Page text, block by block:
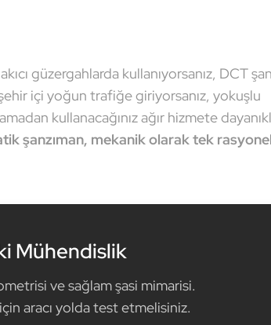
güzergahlarda kullanıyorsanız, DCT
içi yoğun trafiğe giriyorsanız, yokuşlu
kullanacağınız ağır hizmete
şanzıman, mekanik olarak tek rasyonel
Mühendislik
ve sağlam şasi mimarisi.
aracı yolda test etmelisiniz.